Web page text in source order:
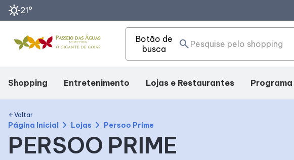
sunny21°
Botão de
busca
search
Shopping
Mapa Interno
Como Chegar
Entretenimento
Eventos
Lojas e Restaurantes
Alimentação
arrow_backVoltar
Página Inicial chevron_right Lojas chevron_right Persoo Prime
PERSOO PRIME